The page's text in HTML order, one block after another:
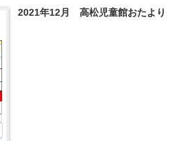
2021年12月 高松児童館おたより